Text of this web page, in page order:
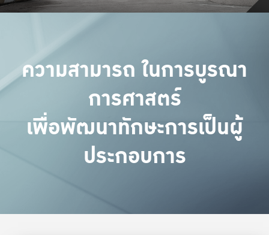
ความสามารถ ในการบูรณา
การศาสตร์
เพื่อพัฒนาทักษะการเป็นผู้
ประกอบการ